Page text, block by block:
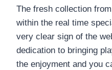
The fresh collection
within the real time
very clear sign of the
dedication to bringing
the enjoyment and you